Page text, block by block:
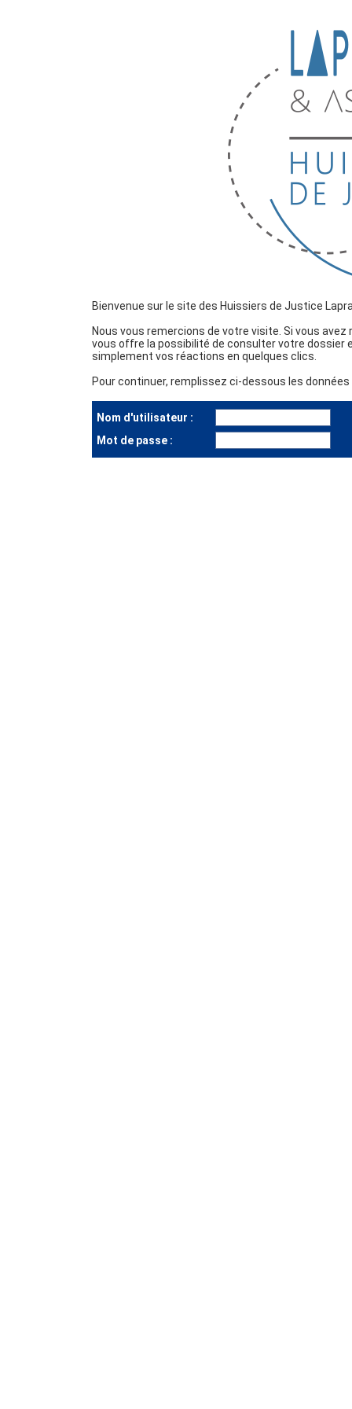
Bienvenue sur le site des Huissiers de Justice
Nous vous remercions de votre visite. Si vous
vous offre la possibilité de consulter votre dossier
simplement vos réactions en quelques clics.
Pour continuer, remplissez ci-dessous les
Nom d'utilisateur :
Mot de passe :